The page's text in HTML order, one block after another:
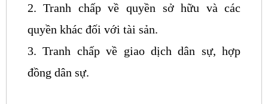
2. Tranh chấp về quyền sở hữu và các
quyền khác đối với tài sản.
3. Tranh chấp về giao dịch dân sự, hợp
đồng dân sự.